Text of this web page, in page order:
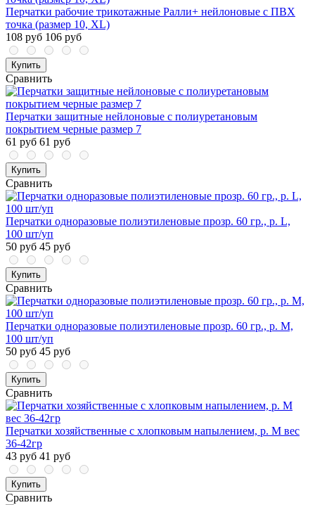
Перчатки рабочие трикотажные Ралли+ нейлоновые с ПВХ
точка (размер 10, XL)
108 руб 106 руб
Купить
Сравнить
Перчатки защитные нейлоновые с полиуретановым
покрытием черные размер 7
61 руб 61 руб
Купить
Сравнить
Перчатки одноразовые полиэтиленовые прозр. 60 гр., р. L,
100 шт/уп
50 руб 45 руб
Купить
Сравнить
Перчатки одноразовые полиэтиленовые прозр. 60 гр., р. М,
100 шт/уп
50 руб 45 руб
Купить
Сравнить
Перчатки хозяйственные с хлопковым напылением, р. М вес
36-42гр
43 руб 41 руб
Купить
Сравнить